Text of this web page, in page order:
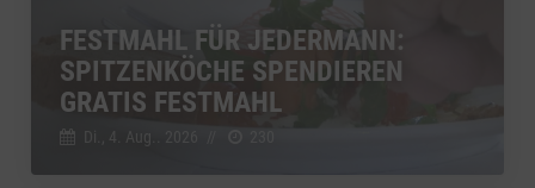
FESTMAHL FÜR JEDERMANN:
SPITZENKÖCHE SPENDIEREN
GRATIS FESTMAHL
Di., 4. Aug.. 2026